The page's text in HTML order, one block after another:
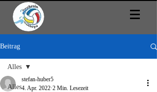
Beitrag
Alles
Alles
stefan-huber5
4. Apr. 2022 2 Min. Lesezeit